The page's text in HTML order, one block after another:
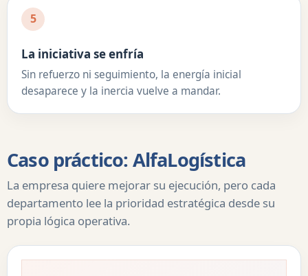
5
La iniciativa se enfría
Sin refuerzo ni seguimiento, la energía inicial
desaparece y la inercia vuelve a mandar.
Caso práctico: AlfaLogística
La empresa quiere mejorar su ejecución, pero cada
departamento lee la prioridad estratégica desde su
propia lógica operativa.